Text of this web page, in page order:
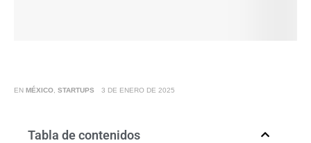
EN MÉXICO STARTUPS 3 DE ENERO DE 2025
Tabla de contenidos